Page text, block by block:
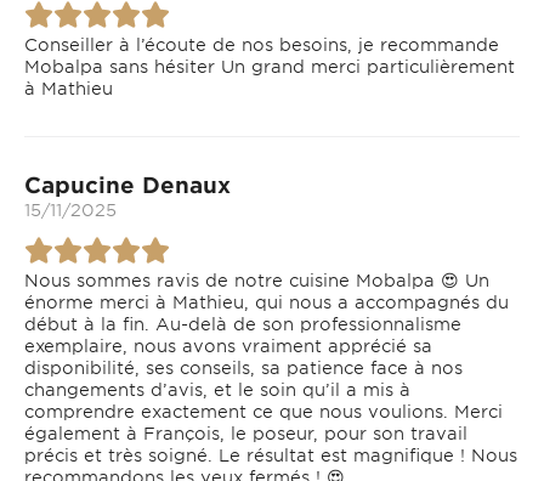
Conseiller à l’écoute de nos besoins, je recommande
Mobalpa sans hésiter Un grand merci particulièrement
à Mathieu
Capucine Denaux
15/11/2025
Nous sommes ravis de notre cuisine Mobalpa 😍 Un
énorme merci à Mathieu, qui nous a accompagnés du
début à la fin. Au-delà de son professionnalisme
exemplaire, nous avons vraiment apprécié sa
disponibilité, ses conseils, sa patience face à nos
changements d’avis, et le soin qu’il a mis à
comprendre exactement ce que nous voulions. Merci
également à François, le poseur, pour son travail
précis et très soigné. Le résultat est magnifique ! Nous
recommandons les yeux fermés ! 😍